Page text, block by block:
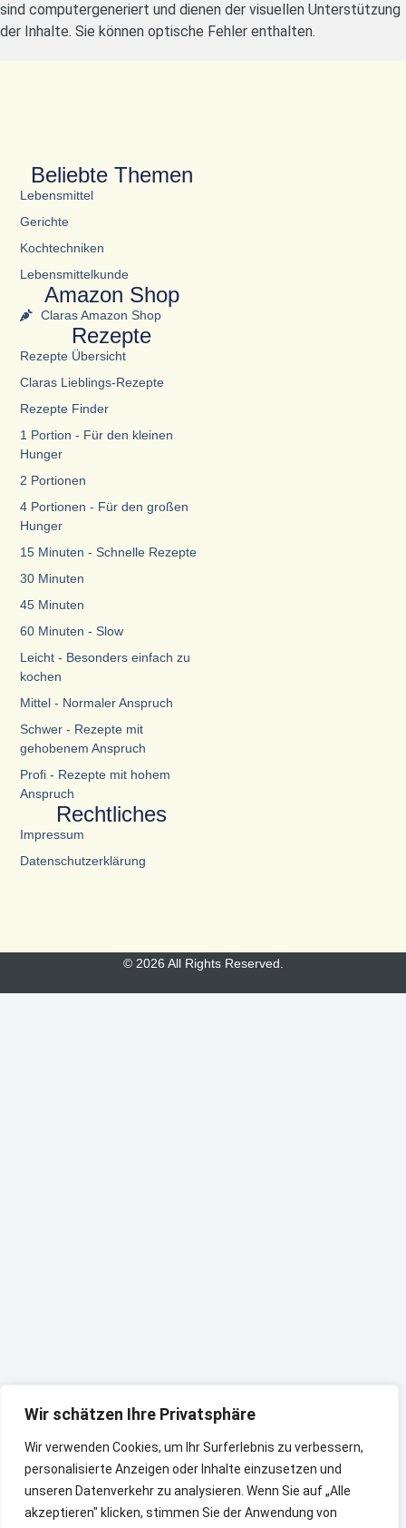
Wir schätzen Ihre Privatsphäre
Wir verwenden Cookies, um Ihr Surferlebnis zu verbessern,
personalisierte Anzeigen oder Inhalte einzusetzen und
unseren Datenverkehr zu analysieren. Wenn Sie auf „Alle
akzeptieren" klicken, stimmen Sie der Anwendung von
sind computergeneriert und dienen der visuellen Unterstützung
der Inhalte. Sie können optische Fehler enthalten.
Beliebte Themen
Lebensmittel
Gerichte
Kochtechniken
Lebensmittelkunde
Amazon Shop
Claras Amazon Shop
Rezepte
Rezepte Übersicht
Claras Lieblings-Rezepte
Rezepte Finder
1 Portion - Für den kleinen
Hunger
2 Portionen
4 Portionen - Für den großen
Hunger
15 Minuten - Schnelle Rezepte
30 Minuten
45 Minuten
60 Minuten - Slow
Leicht - Besonders einfach zu
kochen
Mittel - Normaler Anspruch
Schwer - Rezepte mit
gehobenem Anspruch
Profi - Rezepte mit hohem
Anspruch
Rechtliches
Impressum
Datenschutzerklärung
© 2026 All Rights Reserved.